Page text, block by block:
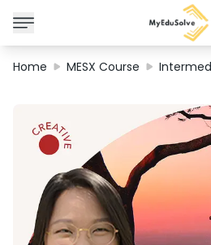
Sertifikasi
Program
Tentang Kami
Shop
Home MESX Course